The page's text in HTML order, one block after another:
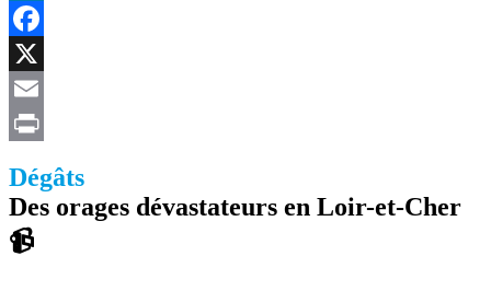
LinkedIn
Facebook
X
Email
Dégâts
Des orages dévastateurs en Loir-et-Cher
📹